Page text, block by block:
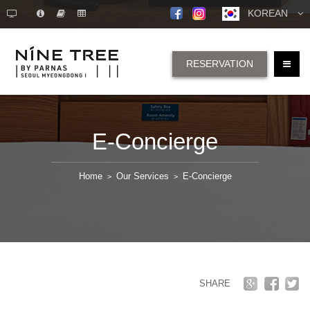
KOREAN
RESERVATION
E-Concierge
Home > Our Services > E-Concierge
SHARE